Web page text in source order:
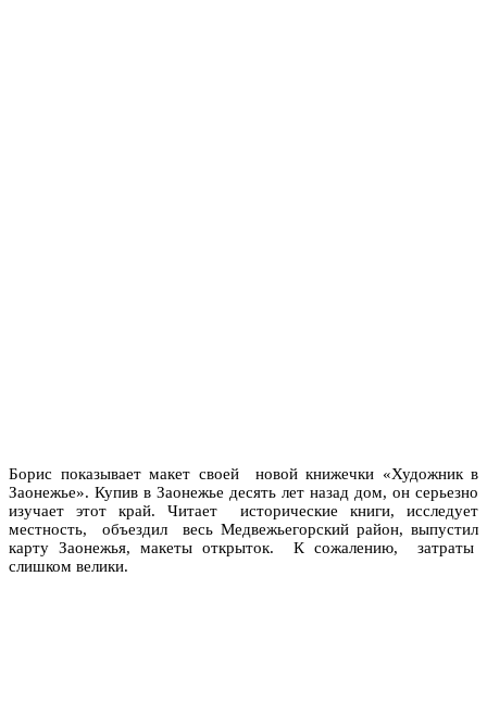
Борис показывает макет своей новой книжечки «Художник в
Заонежье». Купив в Заонежье десять лет назад дом, он серьезно
изучает этот край. Читает исторические книги, исследует
местность, объездил весь Медвежьегорский район, выпустил
карту Заонежья, макеты открыток. К сожалению, затраты
слишком велики.